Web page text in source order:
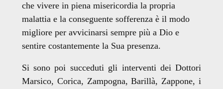
che vivere in piena misericordia la propria
malattia e la conseguente sofferenza è il modo
migliore per avvicinarsi sempre più a Dio e
sentire costantemente la Sua presenza.
Si sono poi succeduti gli interventi dei Dottori
Marsico, Corica, Zampogna, Barillà, Zappone, i